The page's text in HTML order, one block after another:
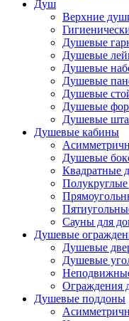
Душ
Верхние
Душевые
Душевые
Душевые
Душевые
Душевые
Душевые
Душевые
Душевые кабины
Душевые
Квадратные
Сауны для
Душевые
Душевые
Душевые
Ограждения
Душевые поддоны